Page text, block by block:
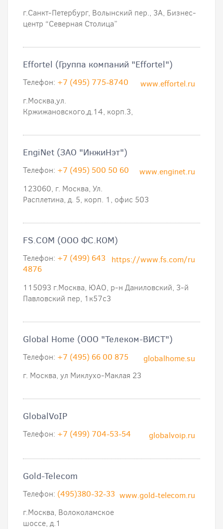
г.Санкт-Петербург, Волынский пер., 3А, Бизнес-
центр “Северная Столица”
Effortel (Группа компаний "Effortel")
www.effortel.ru
Телефон: +7 (495) 775-8740
г.Москва,ул.
Кржижановского,д.14, корп.3,
EngiNet (ЗАО "ИнжиНэт")
www.enginet.ru
Телефон: +7 (495) 500 50 60
123060, г. Москва, Ул.
Расплетина, д. 5, корп. 1, офис 503
FS.COM (ООО ФС.КОМ)
https://www.fs.com/ru
Телефон: +7 (499) 643
4876
115093 г.Москва, ЮАО, р-н Даниловский, 3-й
Павловский пер, 1к57с3
Global Home (ООО "Телеком-ВИСТ")
globalhome.su
Телефон: +7 (495) 66 00 875
г. Москва, ул Миклухо-Маклая 23
GlobalVoIP
globalvoip.ru
Телефон: +7 (499) 704-53-54
Gold-Telecom
www.gold-telecom.ru
Телефон: (495)380-32-33
г.Москва, Волоколамское
шоссе, д.1